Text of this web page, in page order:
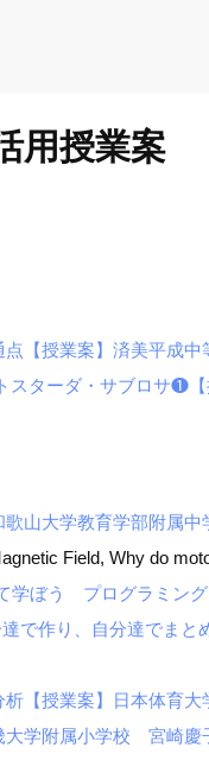
用授業案
【授業案】済美平成
ターダ・サブロサ❶
山大学教育学部附属
Field, Why do
ぼう プログラミン
作り、自分達でまと
【授業案】日本体育
学附属小学校 宮崎慶